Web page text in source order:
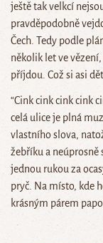
ještě tak velkcí
pravděpodobně
Čech. Tedy podle
několik let ve
příjdou. Což si asi
“Cink cink cink cink
celá ulice je plná
vlastního slova,
žebříku a neúprosně
jednou rukou za
pryč. Na místo, kde
krásným párem